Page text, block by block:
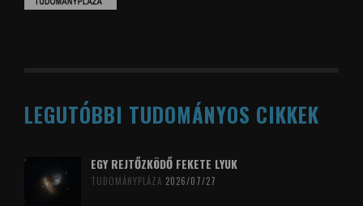
LEGUTÓBBI TUDOMÁNYOS CIKKEK
EGY REJTŐZKÖDŐ FEKETE LYUK
TUDOMÁNYPLÁZA 2026/07/27